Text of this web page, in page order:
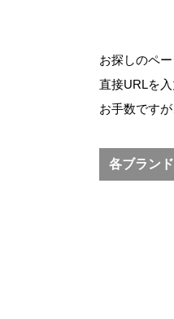
お探しのペ
直接URLを
お手数です
各ブラン